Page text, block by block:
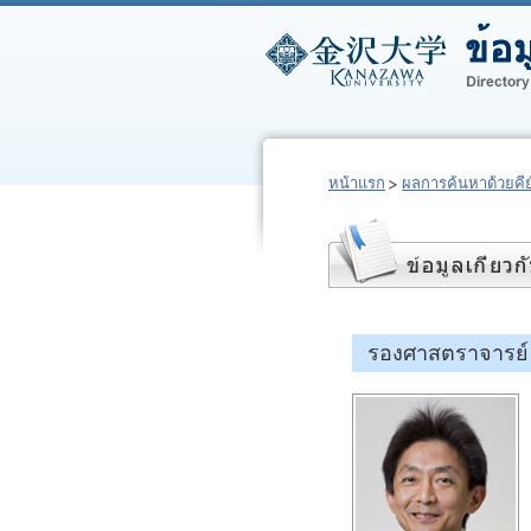
หน้าแรก ผลการค้นหาด้วยคี
รองศาสตราจา